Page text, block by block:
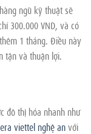
ngũ kỹ thuật sẽ
300.000 VND, và có
1 tháng. Điều này
tặn và thuận lợi.
đô thị hóa nhanh như
viettel nghệ anvới